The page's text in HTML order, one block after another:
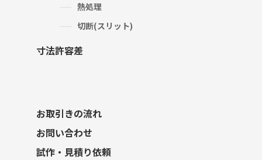
熱処理
切断(スリット)
寸法許容差
お取引きの流れ
お問い合わせ
試作・見積り依頼